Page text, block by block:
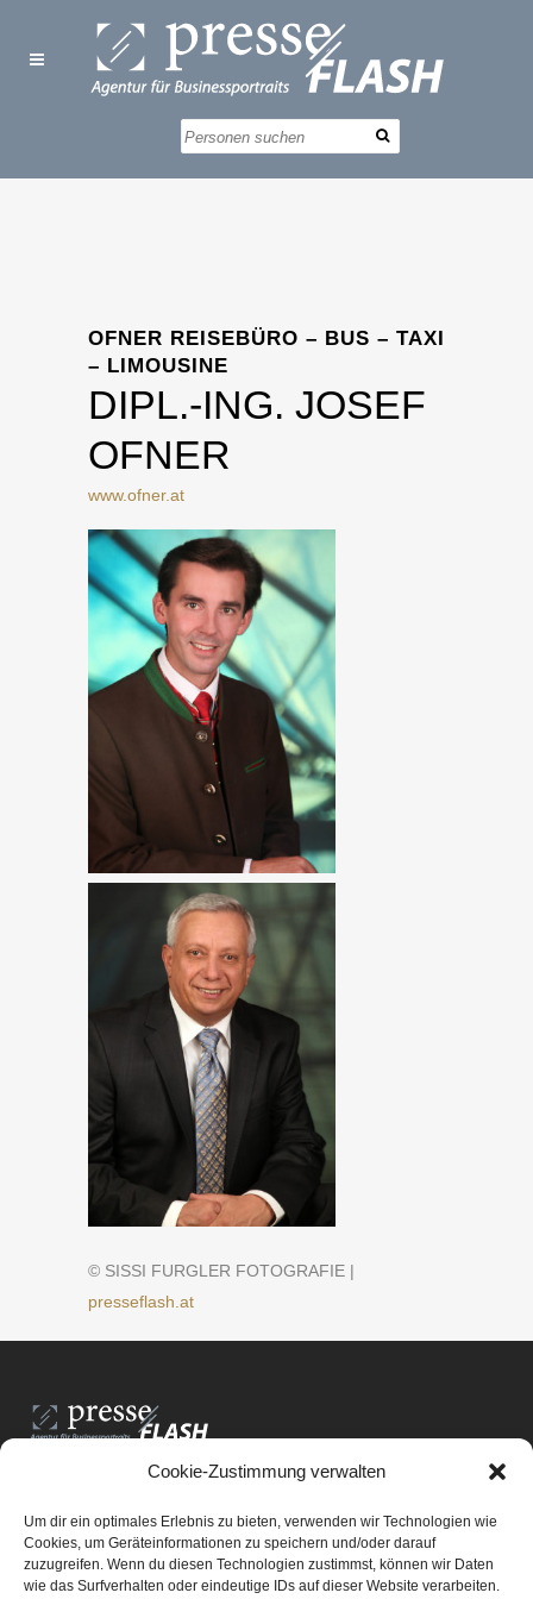
Cookie-Zustimmung verwalten
Um dir ein optimales Erlebnis zu bieten, verwenden wir Technologien wie
Cookies, um Geräteinformationen zu speichern und/oder darauf
zuzugreifen. Wenn du diesen Technologien zustimmst, können wir Daten
wie das Surfverhalten oder eindeutige IDs auf dieser Website verarbeiten.
OFNER REISEBÜRO – BUS – TAXI
– LIMOUSINE
DIPL.-ING. JOSEF
OFNER
www.ofner.at
© SISSI FURGLER FOTOGRAFIE |
presseflash.at
PresseFlash e.U.
8061 St. Radegund bei Graz
E-Mail-Adresse:office@presseflash.at